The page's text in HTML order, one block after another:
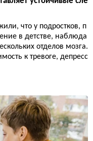
что у подростков, п
в детстве, наблюда
отделов мозга.
к тревоге, депресс